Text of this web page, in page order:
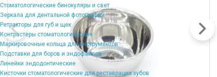
Стоматологические бинокуляры и свет
Зеркала для дентальной фотографии
Ретракторы для губ и щек
Контрастеры стоматологические
Маркировочные кольца для инструментов
Подставки для боров и эндофайлов
Линейки эндодонтические
Кисточки стоматологические для реставрации зубов